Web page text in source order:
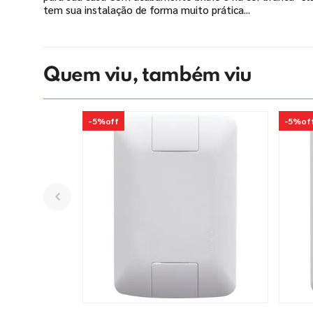
tem sua instalação de forma muito prática...
Quem viu, também viu
-5%off -5%